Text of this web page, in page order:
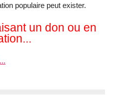
populaire peut exister.
un don ou en